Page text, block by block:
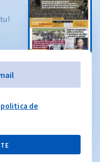
politica de